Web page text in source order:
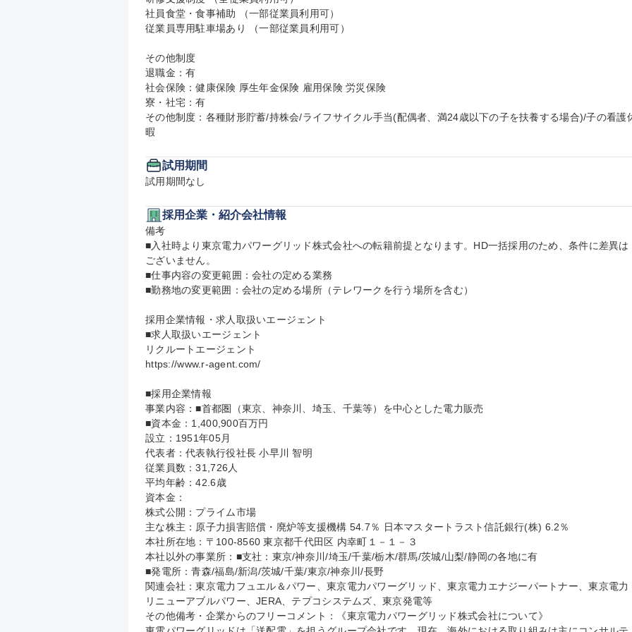
社員食堂・食事補助 （一部従業員利用可）
従業員専用駐車場あり （一部従業員利用可）
その他制度
退職金：有
社会保険：健康保険 厚生年金保険 雇用保険 労災保険
寮・社宅：有
その他制度：各種財形貯蓄/持株会/ライフサイクル手当(配偶者、満24歳以下の子を扶養する場合)/子の看護
暇
試用期間
試用期間なし
採用企業・紹介会社情報
備考
■入社時より東京電力パワーグリッド株式会社への転籍前提となります。HD一括採用のため、条件に差異は
ございません。
■仕事内容の変更範囲：会社の定める業務
■勤務地の変更範囲：会社の定める場所（テレワークを行う場所を含む）
採用企業情報・求人取扱いエージェント
■求人取扱いエージェント
リクルートエージェント
https://www.r-agent.com/
■採用企業情報
事業内容：■首都圏（東京、神奈川、埼玉、千葉等）を中心とした電力販売
■資本金：1,400,900百万円
設立：1951年05月
代表者：代表執行役社長 小早川 智明
従業員数：31,726人
平均年齢：42.6歳
資本金：
株式公開：プライム市場
主な株主：原子力損害賠償・廃炉等支援機構 54.7％ 日本マスタートラスト信託銀行(株) 6.2％
本社所在地：〒100-8560 東京都千代田区 内幸町１－１－３
本社以外の事業所：■支社：東京/神奈川/埼玉/千葉/栃木/群馬/茨城/山梨/静岡の各地に有
■発電所：青森/福島/新潟/茨城/千葉/東京/神奈川/長野
関連会社：東京電力フュエル＆パワー、東京電力パワーグリッド、東京電力エナジーパートナー、東京電力
リニューアブルパワー、JERA、テプコシステムズ、東京発電等
その他備考・企業からのフリーコメント：《東京電力パワーグリッド株式会社について》